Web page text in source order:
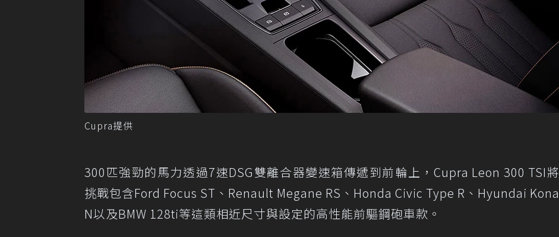
Cupra提供
300匹強勁的馬力透過7速DSG雙離合器變速箱傳遞到前輪上，Cupra Leon 300 TSI將
挑戰包含Ford Focus ST、Renault Megane RS、Honda Civic Type R、Hyundai Kona
N以及BMW 128ti等這類相近尺寸與設定的高性能前驅鋼砲車款。